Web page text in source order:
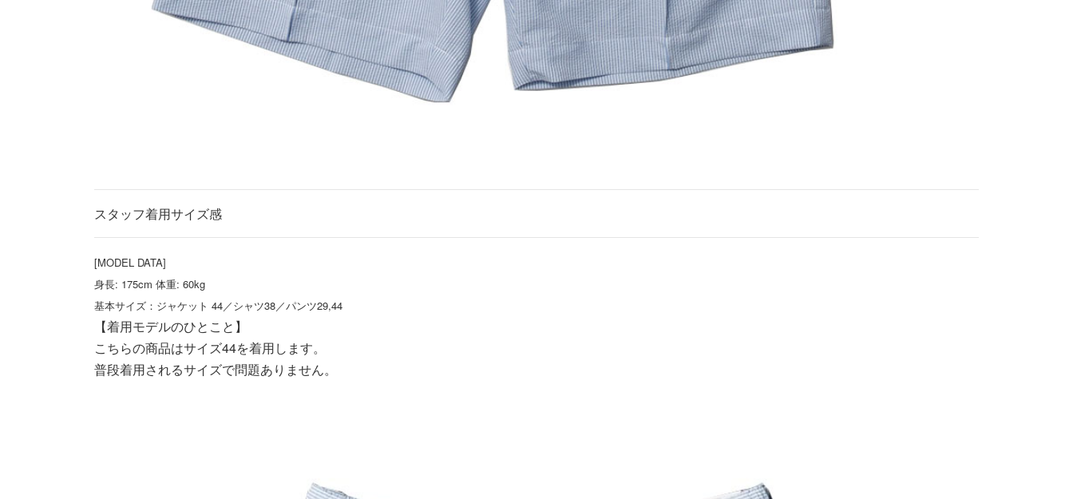
スタッフ着用サイズ感
[MODEL DATA]
身長: 175cm 体重: 60kg
基本サイズ：ジャケット 44／シャツ38／パンツ29,44
【着用モデルのひとこと】
こちらの商品はサイズ44を着用します。
普段着用されるサイズで問題ありません。